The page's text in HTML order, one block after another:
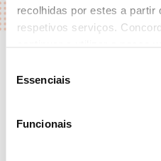
recolhidas por estes a partir
respetivos serviços.
Essenciais
Funcionais
understand the